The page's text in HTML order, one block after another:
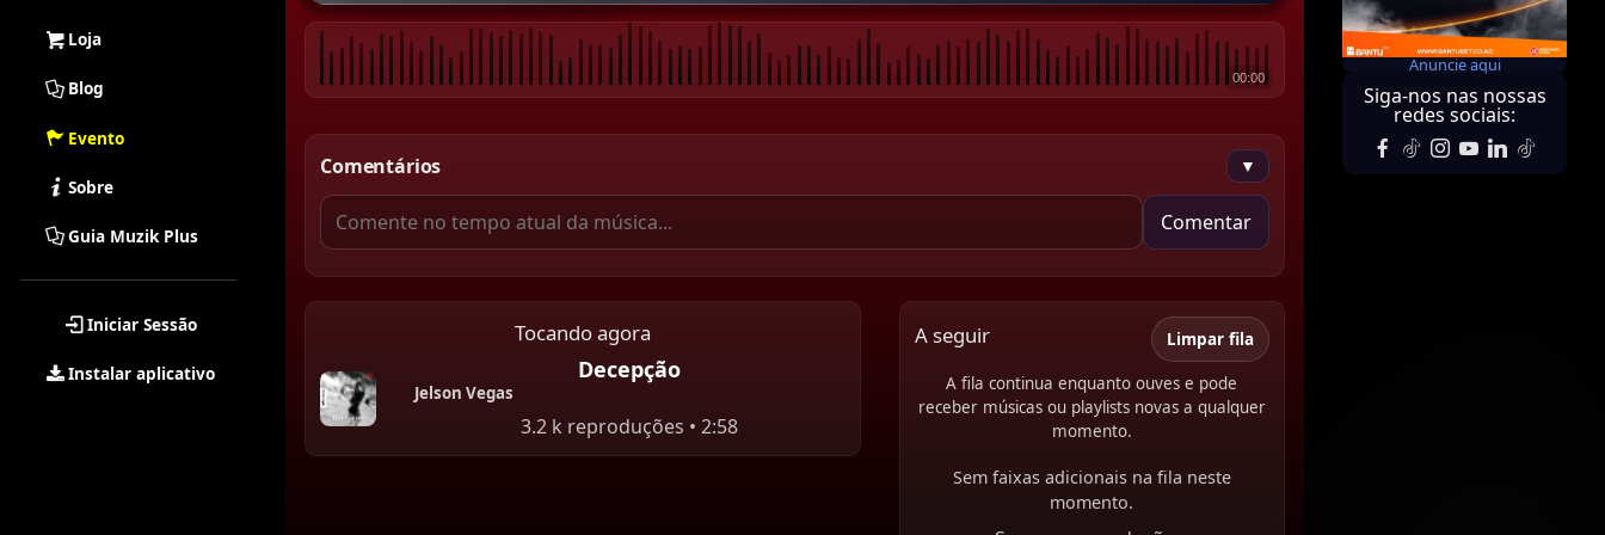
Loja
Blog
Evento
Sobre
Guia Muzik Plus
Iniciar Sessão
Instalar aplicativo
00:00
Comentários ▼
Comentar
Tocando agora
Decepção
Jelson Vegas
3.2 k reproduções • 2:58
A seguir Limpar fila
A fila continua enquanto ouves e pode
receber músicas ou playlists novas a qualquer
momento.
Sem faixas adicionais na fila neste
momento.
Anuncie aqui
Siga-nos nas nossas
redes sociais: